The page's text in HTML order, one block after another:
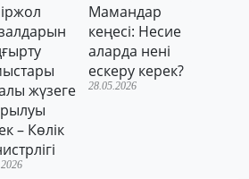
жүзеге
– Көлік
Мамандар
кеңесі: Несие
аларда нені
ескеру керек?
28.05.2026